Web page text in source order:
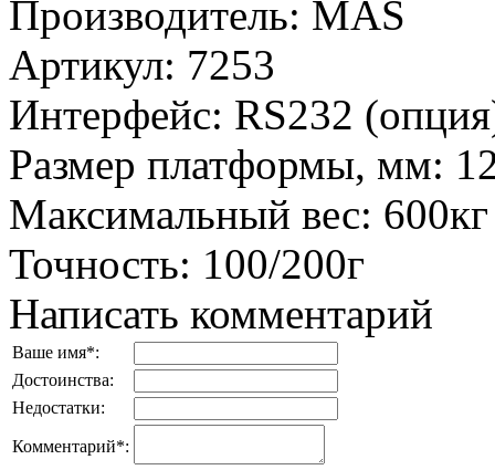
Производитель: MAS
Артикул: 7253
Интерфейс: RS232
Размер платформы, мм:
Максимальный вес: 600кг
Точность: 100/200г
Написать комментарий
Ваше имя*:
Достоинства:
Недостатки:
Комментарий*: